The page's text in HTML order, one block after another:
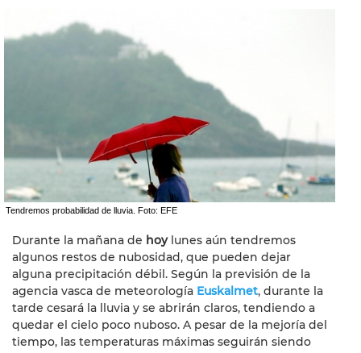
Tendremos probabilidad de lluvia. Foto: EFE
Durante la mañana de hoylunes aún tendremos
algunos restos de nubosidad, que pueden dejar
alguna precipitación débil. Según la previsión de la
agencia vasca de meteorología Euskalmet, durante la
tarde cesará la lluvia y se abrirán claros, tendiendo a
quedar el cielo poco nuboso. A pesar de la mejoría del
tiempo, las temperaturas máximas seguirán siendo